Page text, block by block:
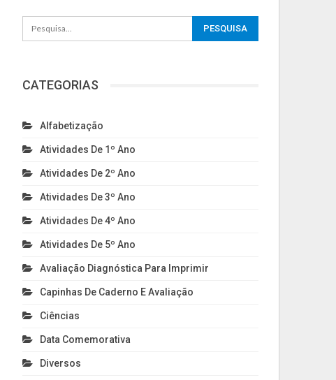
CATEGORIAS
Alfabetização
Atividades De 1º Ano
Atividades De 2º Ano
Atividades De 3º Ano
Atividades De 4º Ano
Atividades De 5º Ano
Avaliação Diagnóstica Para Imprimir
Capinhas De Caderno E Avaliação
Ciências
Data Comemorativa
Diversos